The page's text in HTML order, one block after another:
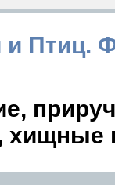
и Птиц.
хищные